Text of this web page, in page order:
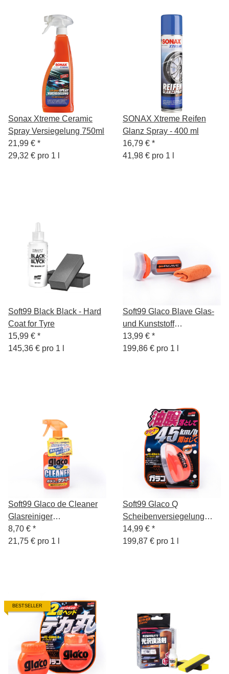
Sonax Xtreme Ceramic
Spray Versiegelung 750ml
21,99 € *
29,32 € pro 1 l
SONAX Xtreme Reifen
Glanz Spray - 400 ml
16,79 € *
41,98 € pro 1 l
Soft99 Black Black - Hard
Coat for Tyre
15,99 € *
145,36 € pro 1 l
Soft99 Glaco Blave Glas-
und Kunststoff
Versiegelung, für
Motorräder, Bikes,
13,99 € *
199,86 € pro 1 l
Soft99 Glaco de Cleaner
Glasreiniger
Scheibenreinigungsmittel
mit Abperleffekt, 400 ml
8,70 € *
21,75 € pro 1 l
Soft99 Glaco Q
Scheibenversiegelung
75ml
14,99 € *
199,87 € pro 1 l
BESTSELLER